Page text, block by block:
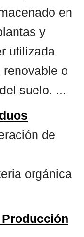
en
y
utilizada
o
suelo. ...
de
orgánica